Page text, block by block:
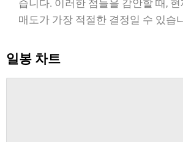
습니다. 이러한 점들을 감안할 때,
매도가 가장 적절한 결정일 수 있습
일봉 차트